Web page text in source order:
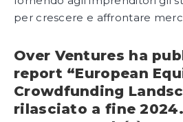
per crescere e affrontare
Over Ventures ha
report “European
Crowdfunding
rilasciato a fine